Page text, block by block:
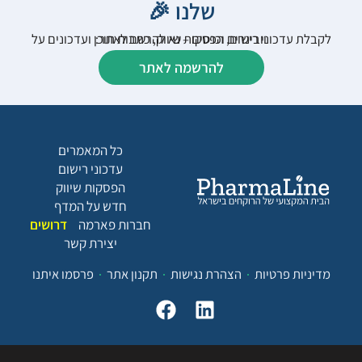
שלנו 🎉
לקבלת עדכוני רישום, הפסקות שיווק, כתבות תוכן ועדכונים על וובינרים וכנסים – נא להרשם לאתר:
להרשמה לאתר
כל המאמרים
עדכוני רישום
הפסקות שיווק
חדש על המדף
חברות פארמה
דרושים
יצירת קשר
מדיניות פרטיות
הצהרת נגישות תקנון אתר פרסמו איתנו